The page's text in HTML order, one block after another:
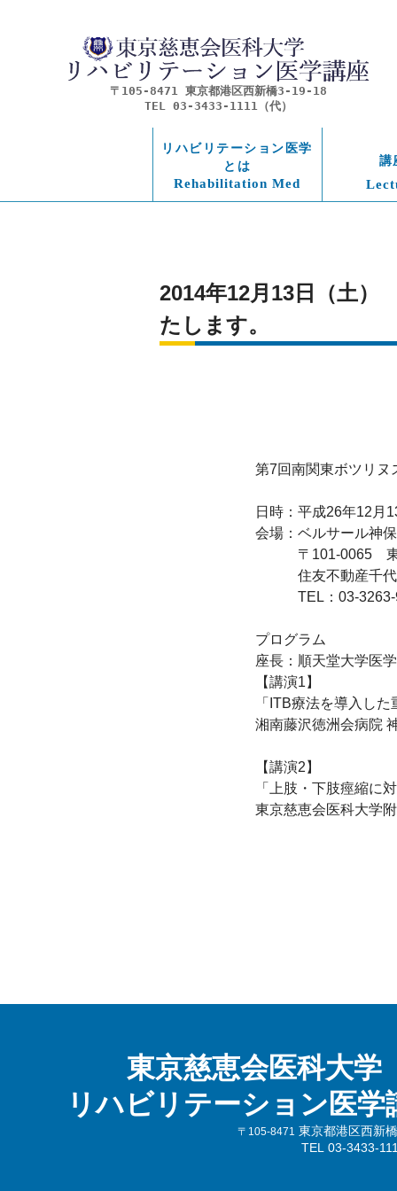
〒105-8471 東京都港区西新橋3-19-18
TEL 03-3433-1111（代）
リハビリテーション医学
とは
Rehabilitation Med
講
2014年12月13日（土）
たします。
第7回南関東ボツリヌ
日時：平成26年12月
会場：ベルサール神
〒101-0065　東
住友不動産千代田
TEL：03-3263-
プログラム
座長：順天堂大学医
【講演1】
「ITB療法を導入し
湘南藤沢徳洲会病院
【講演2】
「上肢・下肢痙縮に
東京慈恵会医科大学
東京慈恵会医科大学
リハビリテーション医学
〒105-8471
東京都港区西新
TEL 03-3433-